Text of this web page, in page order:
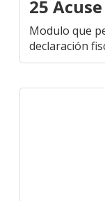
25
Modulo que
declaración